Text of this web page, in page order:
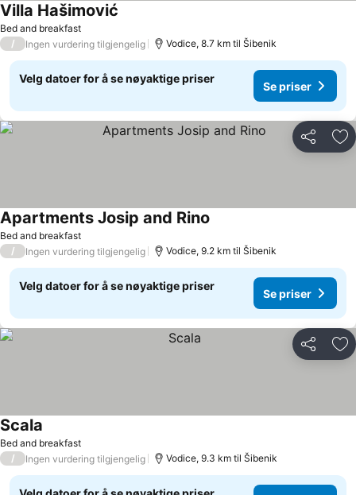
Bed and breakfast
Villa Hašimović
/ Ingen vurdering tilgjengelig Vodice, 8.7 km til Šibenik
Velg datoer for å se nøyaktige priser
Se priser
Del
Bed and breakfast
Apartments Josip and Rino
/ Ingen vurdering tilgjengelig Vodice, 9.2 km til Šibenik
Velg datoer for å se nøyaktige priser
Se priser
Del
Bed and breakfast
Scala
/ Ingen vurdering tilgjengelig Vodice, 9.3 km til Šibenik